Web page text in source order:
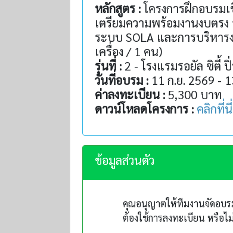
หลักสูตร :โครงการฝึกอบรม
เตรียมความพร้อมงานงบตร
ระบบ SOLA และการบริหา
เครื่อง / 1 คน)
รุ่นที่ : 2 - โรงแรมรอยัล ซิตี้
วันที่อบรม : 11 ก.ย. 2569 -
ค่าลงทะเบียน : 5,300 บาท
ดาวน์โหลดโครงการ : คลิกที่นี่
ข้อมูลส่วนตัว
คุณอนุญาตให้ทีมงานจัดอบร
ต้องใช้การลงทะเบียน หรือไม่